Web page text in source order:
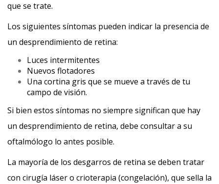
que se trate.
Los siguientes síntomas pueden indicar la presencia de
un desprendimiento de retina:
Luces intermitentes
Nuevos flotadores
Una cortina gris que se mueve a través de tu
campo de visión.
Si bien estos síntomas no siempre significan que hay
un desprendimiento de retina, debe consultar a su
oftalmólogo lo antes posible.
La mayoría de los desgarros de retina se deben tratar
con cirugía láser o crioterapia (congelación), que sella la